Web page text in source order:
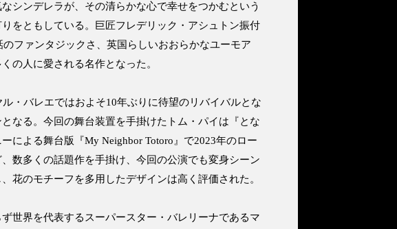
シンデレラが、その清らかな心で幸せをつかむという
をともしている。巨匠フレデリック・アシュトン振付
ファンタジックさ、英国らしいおおらかなユーモア
の人に愛される名作となった。
・バレエではおよそ10年ぶりに待望のリバイバルとな
なる。今回の舞台装置を手掛けたトム・パイは『とな
による舞台版『My Neighbor Totoro』で2023年のロー
数多くの話題作を手掛け、今回の公演でも変身シーン
花のモチーフを多用したデザインは高く評価された。
世界を代表するスーパースター・バレリーナであるマ